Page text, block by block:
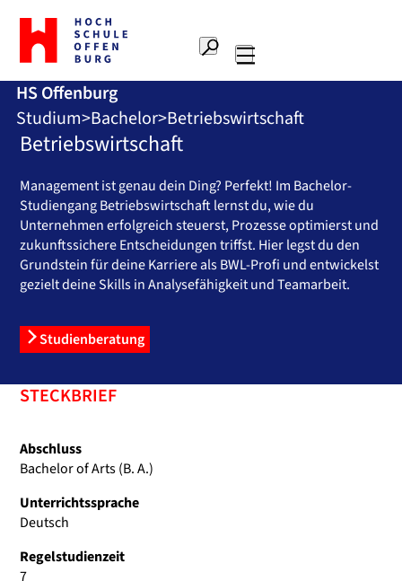
Zur
Startseite
Hochschule
Offenburg
Suche
Hauptnavigation
HS Offenburg
Studium Bachelor Betriebswirtschaft
Betriebswirtschaft
Management ist genau dein Ding? Perfekt! Im Bachelor-
Studiengang Betriebswirtschaft lernst du, wie du
Unternehmen erfolgreich steuerst, Prozesse optimierst und
zukunftssichere Entscheidungen triffst. Hier legst du den
Grundstein für deine Karriere als BWL-Profi und entwickelst
gezielt deine Skills in Analysefähigkeit und Teamarbeit.
Studienberatung
STECKBRIEF
Abschluss
Bachelor of Arts (B. A.)
Unterrichtssprache
Deutsch
Regelstudienzeit
7